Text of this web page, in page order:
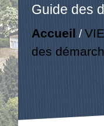
Guide des
Accueil /
des